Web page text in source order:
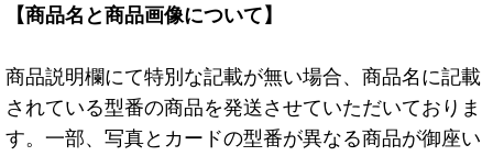
【商品名と商品画像について】
商品説明欄にて特別な記載が無い場合、商品名に記載
されている型番の商品を発送させていただいておりま
す。一部、写真とカードの型番が異なる商品が御座い